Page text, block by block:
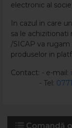
Comandă
electronic al
In cazul in care
sa le achizitionati
/SICAP va rugam
produselor in
Contact: - e-mail:
- Tel: